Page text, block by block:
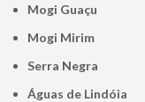
Mogi Guaçu
Mogi Mirim
Serra Negra
Águas de Lindóia